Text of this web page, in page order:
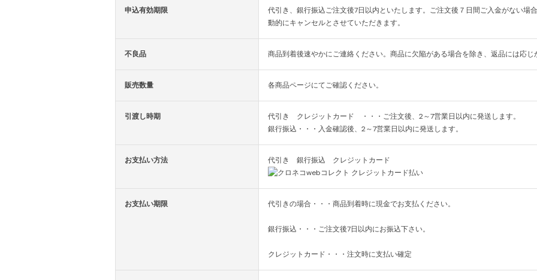
申込有効期限
代引き、銀行振込ご注文後7日以内といたします。ご注文後７日間ご入金がない場
動的にキャンセルとさせていただきます。
不良品 商品到着後速やかにご連絡ください。商品に欠陥がある場合を除き、返品には応
販売数量 各商品ページにてご確認ください。
引渡し時期
代引き クレジットカード ・・・ご注文後、2～7営業日以内に発送します。
銀行振込・・・入金確認後、2～7営業日以内に発送します。
お支払い方法 代引き 銀行振込 クレジットカード
お支払い期限 代引きの場合・・・商品到着時に現金でお支払ください。
銀行振込・・・ご注文後7日以内にお振込下さい。
クレジットカード・・・注文時に支払い確定